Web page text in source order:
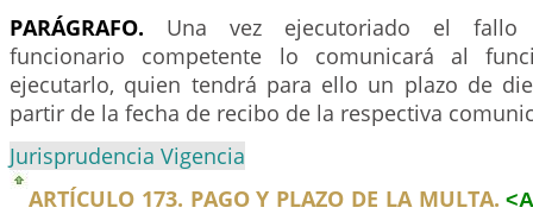
PARÁGRAFO. Una vez ejecutoriado el fallo
funcionario competente lo comunicará al
ejecutarlo, quien tendrá para ello un plazo de
partir de la fecha de recibo de la respectiva
Jurisprudencia Vigencia
ARTÍCULO 173. PAGO Y PLAZO DE LA MULTA.